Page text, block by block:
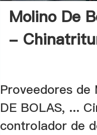
Molino De
-
Proveedores de
DE BOLAS, ...
controlador de